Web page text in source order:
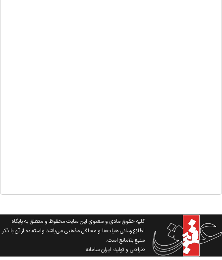
کلیه حقوق مادی و معنوی این سایت محفوظ و متعلق به پایگاه
اطلاع رسانی هیات‌ها و محافل مذهبی می‌باشد واستفاده از آن با ذکر
منبع بلامانع است.
طراحی و تولید:ایران سامانه